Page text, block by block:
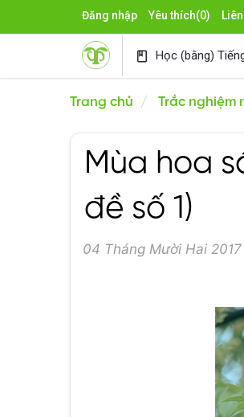
Đăng nhập Yêu thích(0)
book Học (bằng)
Trang chủ Trắc nghiệm
Mùa hoa
đề số 1)
04 Tháng Mười Hai 2017